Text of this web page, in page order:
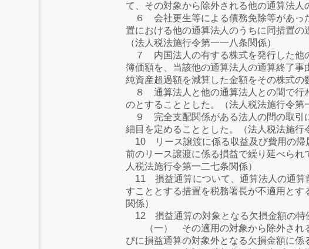
て、その対象から除外される他の通算法人
６ 会社更生等による債務免除等があっ
置における他の通算法人のうちに同措置の
（法人税法施行令第一一八条関係）
７ 内国法人の有する株式を発行した他
簿価額を、当該他の通算法人の通算終了
純資産超過額を減算した金額をその株式の
８ 通算法人と他の通算法人との間で行
のとすることとした。（法人税法施行令第
９ 完全支配関係がある法人の間の取引
細目を定めることとした。（法人税法施行
10 リース譲渡に係る収益及び費用の帰
前のリース譲渡に係る損益で繰り延べら
人税法施行令第一二七条関係）
11 損益通算について、通算法人の通算
すこととする措置を税務署長が不適用と
関係）
12 損益通算の対象となる欠損金額の特
（一） その適用の対象から除外される
びに損益通算の対象外となる欠損金額に係